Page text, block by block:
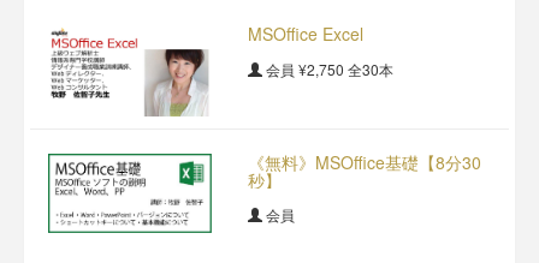
MSOffice Excel
会員 ¥2,750 全30本
《無料》MSOffice基礎【8分30
秒】
会員